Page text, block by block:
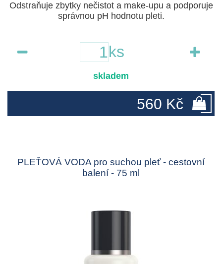
Odstraňuje zbytky nečistot a make-upu a podporuje
správnou pH hodnotu pleti.
ks
skladem
560 Kč
PLEŤOVÁ VODA pro suchou pleť - cestovní
balení - 75 ml